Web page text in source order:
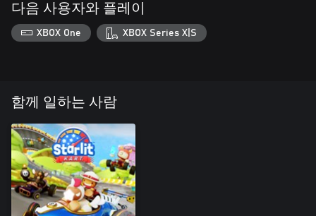
다음 사용자와 플레이
XBOX One XBOX Series X|S
함께 일하는 사람